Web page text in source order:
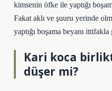
kimsenin öfke ile yaptığı
Fakat aklı ve şuuru yerinde
yaptığı boşama beyanı ittifakla
Kari koca
düşer mi?